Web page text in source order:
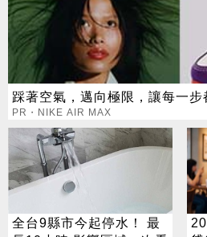
踩著空氣，邁向極限，讓每一步
PR・NIKE AIR MAX
全台9縣市今起停水！ 最